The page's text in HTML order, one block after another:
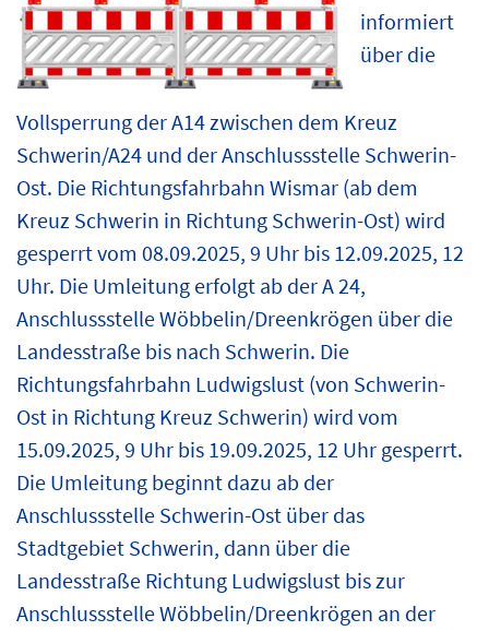
informiert
über die
Vollsperrung der A14 zwischen dem Kreuz
Schwerin/A24 und der Anschlussstelle Schwerin-
Ost. Die Richtungsfahrbahn Wismar (ab dem
Kreuz Schwerin in Richtung Schwerin-Ost) wird
gesperrt vom 08.09.2025, 9 Uhr bis 12.09.2025, 12
Uhr. Die Umleitung erfolgt ab der A 24,
Anschlussstelle Wöbbelin/Dreenkrögen über die
Landesstraße bis nach Schwerin. Die
Richtungsfahrbahn Ludwigslust (von Schwerin-
Ost in Richtung Kreuz Schwerin) wird vom
15.09.2025, 9 Uhr bis 19.09.2025, 12 Uhr gesperrt.
Die Umleitung beginnt dazu ab der
Anschlussstelle Schwerin-Ost über das
Stadtgebiet Schwerin, dann über die
Landesstraße Richtung Ludwigslust bis zur
Anschlussstelle Wöbbelin/Dreenkrögen an der